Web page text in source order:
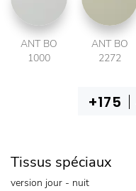
ANT BO
1000
ANT BO
2272
Tissus spéciaux
version jour - nuit